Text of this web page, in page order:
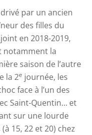
par un ancien
des filles du
en 2018-2019,
notamment la
saison de l’autre
la 2e journée, les
face à l’un des
Saint-Quentin… et
sur une lourde
15, 22 et 20) chez